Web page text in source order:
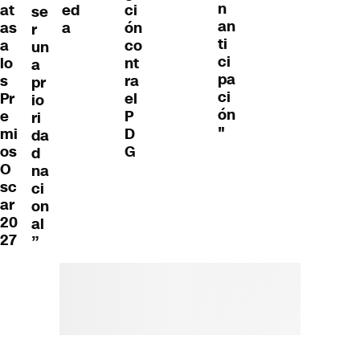
at
as
a
lo
s
Pr
e
mi
os
O
sc
ar
20
27
se
r
un
a
pr
io
ri
da
d
na
ci
on
al
”
ed
a
ci
ón
co
nt
ra
el
P
D
G
n
an
ti
ci
pa
ci
ón
"